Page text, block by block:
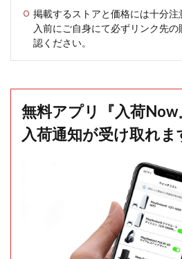
掲載するストアと価格には十分
入前にご自身にて必ずリンク先
認ください。
無料アプリ『入荷
入荷通知が受け取れま